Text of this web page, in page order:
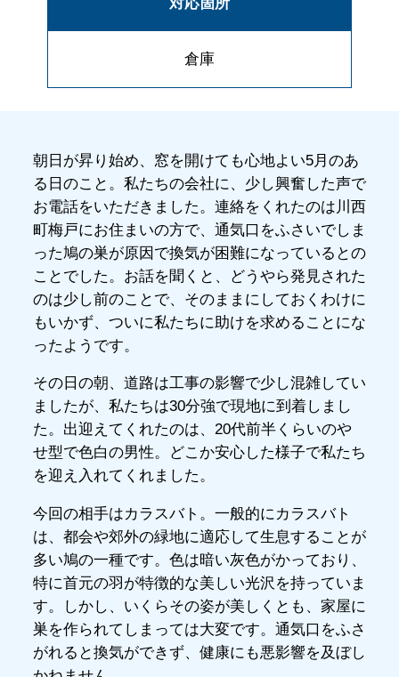
倉庫
朝日が昇り始め、窓を開けても心地よい5月のあ
る日のこと。私たちの会社に、少し興奮した声で
お電話をいただきました。連絡をくれたのは川西
町梅戸にお住まいの方で、通気口をふさいでしま
った鳩の巣が原因で換気が困難になっているとの
ことでした。お話を聞くと、どうやら発見された
のは少し前のことで、そのままにしておくわけに
もいかず、ついに私たちに助けを求めることにな
ったようです。
その日の朝、道路は工事の影響で少し混雑してい
ましたが、私たちは30分強で現地に到着しまし
た。出迎えてくれたのは、20代前半くらいのや
せ型で色白の男性。どこか安心した様子で私たち
を迎え入れてくれました。
今回の相手はカラスバト。一般的にカラスバト
は、都会や郊外の緑地に適応して生息することが
多い鳩の一種です。色は暗い灰色がかっており、
特に首元の羽が特徴的な美しい光沢を持っていま
す。しかし、いくらその姿が美しくとも、家屋に
巣を作られてしまっては大変です。通気口をふさ
がれると換気ができず、健康にも悪影響を及ぼし